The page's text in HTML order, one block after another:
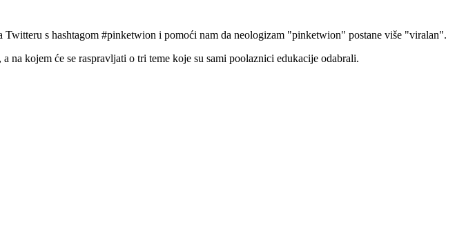
Twitteru s hashtagom #pinketwion i pomoći nam da neologizam "pinketwion" postane više "viralan".
kojem će se raspravljati o tri teme koje su sami poolaznici edukacije odabrali.